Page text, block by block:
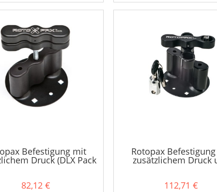
Befestigung mit
Druck (DLX Pack
82,12 €
Rotopax
zusätzlichem Druck
112,71 €